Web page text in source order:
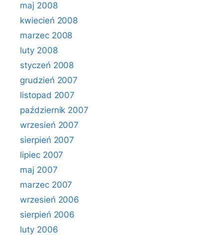
maj 2008
kwiecień 2008
marzec 2008
luty 2008
styczeń 2008
grudzień 2007
listopad 2007
październik 2007
wrzesień 2007
sierpień 2007
lipiec 2007
maj 2007
marzec 2007
wrzesień 2006
sierpień 2006
luty 2006